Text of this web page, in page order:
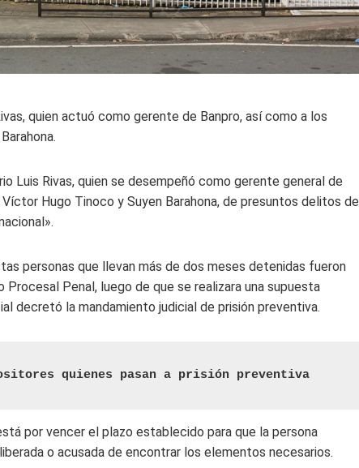
quien actuó como gerente de Banpro, así como a los
Luis Rivas, quien se desempeñó como gerente general de
Hugo Tinoco y Suyen Barahona, de presuntos delitos de
personas que llevan más de dos meses detenidas fueron
Penal, luego de que se realizara una supuesta
decretó la mandamiento judicial de prisión preventiva.
quienes pasan a prisión preventiva
por vencer el plazo establecido para que la persona
o acusada de encontrar los elementos necesarios.